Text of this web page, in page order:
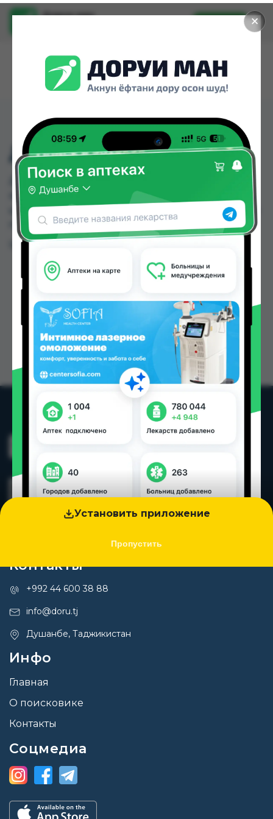
✕
Установить приложение
Пропустить
Доруи ман
Установить
ДЕКСИН ГЛ-УШ КАПЛИ
ДЕКСИН ГЛ-УШ КАПЛИ можно купить или
заказать в аптеках, Шарорафарм, Эколайф по
цене от 3.00 TJS до 4.00 TJS в Душанбе и других
городах Таджикистана
Цена: от
3.00 TJS
Контакты
+992 44 600 38 88
info@doru.tj
Душанбе, Таджикистан
Инфо
Главная
О поисковике
Контакты
Соцмедиа